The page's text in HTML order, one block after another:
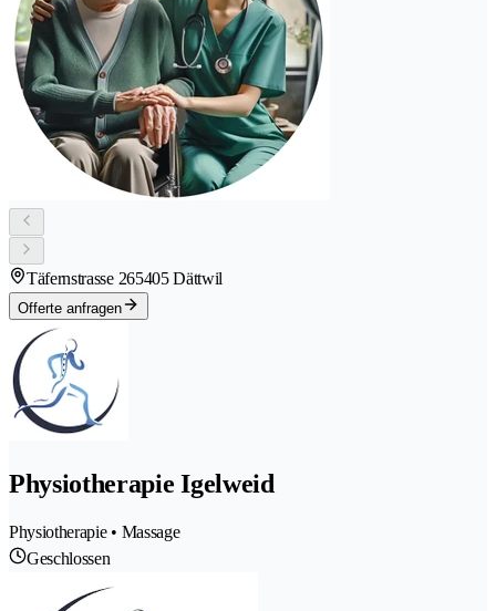
Täfernstrasse 265405 Dättwil
Offerte anfragen
Physiotherapie Igelweid
Physiotherapie • Massage
Geschlossen